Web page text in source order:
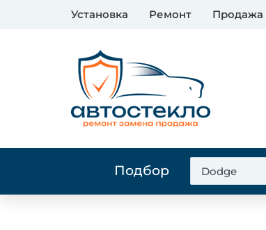
Установка Ремонт Продажа
Подбор